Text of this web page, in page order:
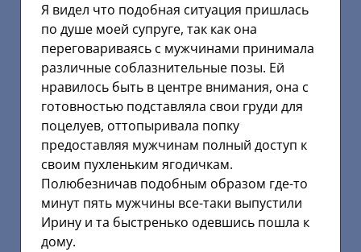
Я видел что подобная ситуация пришлась
по душе моей супруге, так как она
переговариваясь с мужчинами принимала
различные соблазнительные позы. Ей
нравилось быть в центре внимания, она с
готовностью подставляла свои груди для
поцелуев, оттопыривала попку
предоставляя мужчинам полный доступ к
своим пухленьким ягодичкам.
Полюбезничав подобным образом где-то
минут пять мужчины все-таки выпустили
Ирину и та быстренько одевшись пошла к
дому.